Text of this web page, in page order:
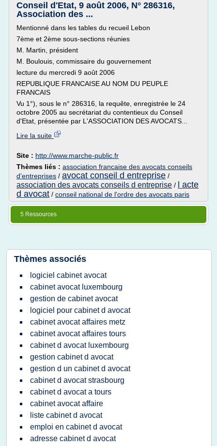
Conseil d'Etat, 9 août 2006, N° 286316,
Association des ...
Mentionné dans les tables du recueil Lebon
7ème et 2ème sous-sections réunies
M. Martin, président
M. Boulouis, commissaire du gouvernement
lecture du mercredi 9 août 2006
REPUBLIQUE FRANCAISE AU NOM DU PEUPLE
FRANCAIS
Vu 1°), sous le n° 286316, la requête, enregistrée le 24
octobre 2005 au secrétariat du contentieux du Conseil
d'Etat, présentée par L'ASSOCIATION DES AVOCATS...
Lire la suite
Site : http://www.marche-public.fr
Thèmes liés : association francaise des avocats conseils
d'entreprises / avocat conseil d entreprise /
association des avocats conseils d entreprise /
l acte
d avocat / conseil national de l'ordre des avocats paris
5 Ressources
Thèmes associés
logiciel cabinet avocat
cabinet avocat luxembourg
gestion de cabinet avocat
logiciel pour cabinet d avocat
cabinet avocat affaires metz
cabinet avocat affaires tours
cabinet d avocat luxembourg
gestion cabinet d avocat
gestion d un cabinet d avocat
cabinet d avocat strasbourg
cabinet d avocat a tours
cabinet avocat affaire
liste cabinet d avocat
emploi en cabinet d avocat
adresse cabinet d avocat